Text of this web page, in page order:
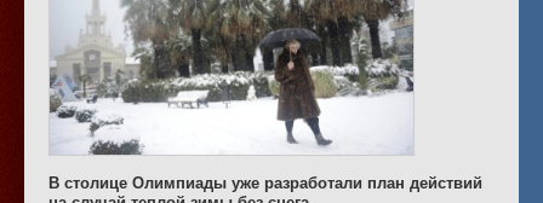
В столице Олимпиады уже разработали план действий